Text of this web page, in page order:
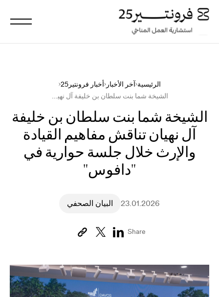
رؤانا التحليلية
الرئيسية آخر الأخبار أخبار فرونتير25
الشيخة شما بنت سلطان بن خليفة
آل نهيان تناقش مفاهيم القيادة
والإرث خلال جلسة حوارية في
"دافوس"
23.01.2026 البيان الصحفي
Share